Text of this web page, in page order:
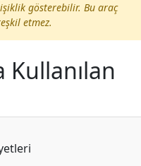
gösterebilir. Bu araç
etmez.
Kullanılan